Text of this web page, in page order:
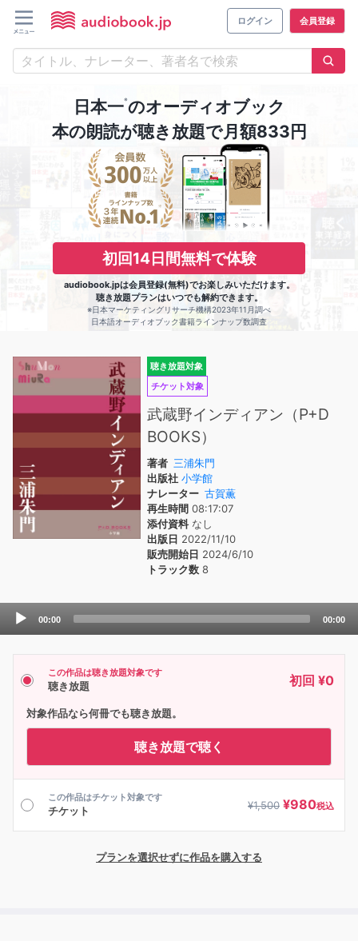
ログイン 会員登録
日本一※のオーディオブック
本の朗読が聴き放題で月額833円
初回14日間無料で体験
audiobook.jpは会員登録(無料)でお楽しみいただけます。
聴き放題プランはいつでも解約できます。
※日本マーケティングリサーチ機構2023年11月調べ
日本語オーディオブック書籍ラインナップ数調査
聴き放題対象
チケット対象
武蔵野インディアン（P+D
BOOKS）
著者 三浦朱門
出版社 小学館
ナレーター 古賀薫
再生時間 08:17:07
添付資料なし
出版日 2022/11/10
販売開始日 2024/6/10
トラック数 8
Audio
00:00 00:00
この作品は聴き放題対象です
聴き放題 初回 ¥0
対象作品なら何冊でも聴き放題。
聴き放題で聴く
この作品はチケット対象です
チケット ¥1,500 ¥980税込
プランを選択せずに作品を購入する